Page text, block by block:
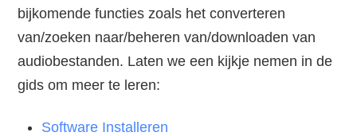
bijkomende functies zoals het converteren
van/zoeken naar/beheren van/downloaden van
audiobestanden. Laten we een kijkje nemen in de
gids om meer te leren:
Software Installeren